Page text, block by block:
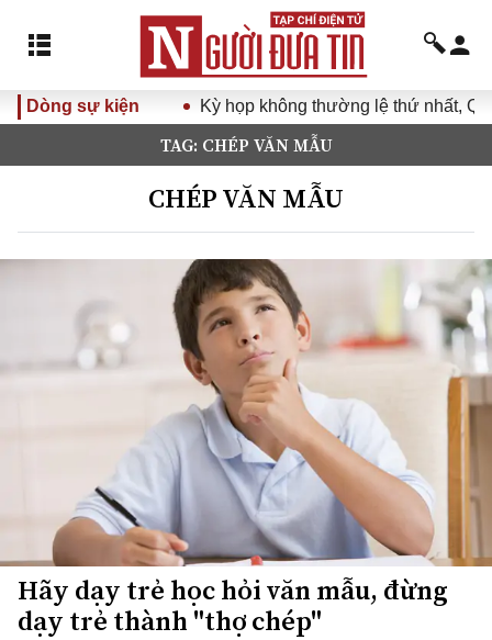
Dòng sự kiện Kỳ họp không thường lệ thứ nhất,
TAG: CHÉP VĂN MẪU
CHÉP VĂN MẪU
Hãy dạy trẻ học hỏi văn mẫu, đừng
dạy trẻ thành "thợ chép"